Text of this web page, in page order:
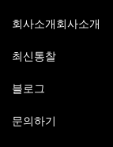
회사소개회사소개
최신통찰
블로그
문의하기